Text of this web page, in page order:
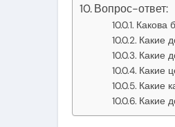
Вопрос-ответ:
Какова
Какие
Какие
Какие
Какие
Какие